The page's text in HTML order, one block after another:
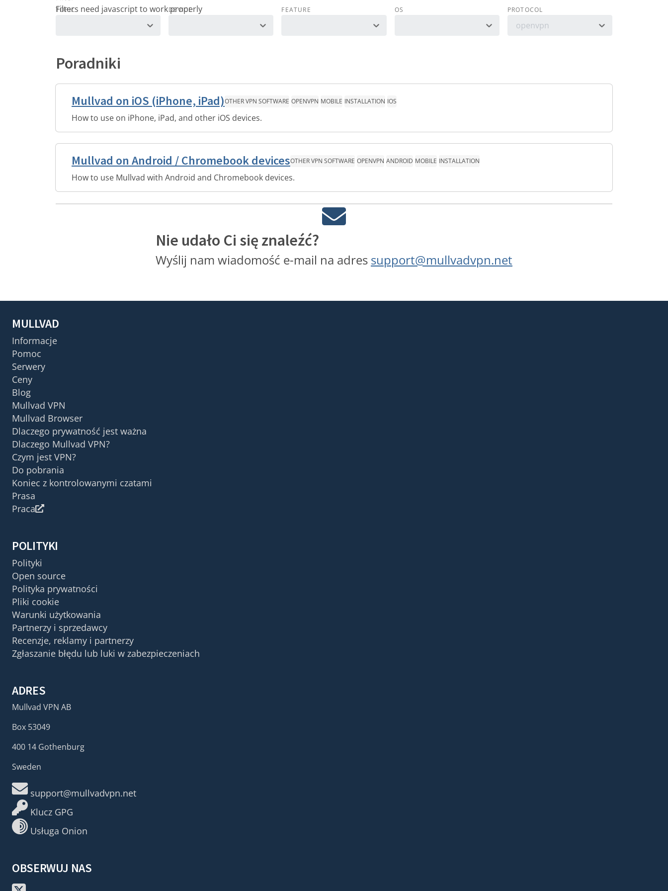
TOPIC DEVICE FEATURE OS PROTOCOL
openvpn
Poradniki
Mullvad on iOS (iPhone, iPad)OTHER VPN SOFTWARE OPENVPN MOBILE INSTALLATION IOS
How to use on iPhone, iPad, and other iOS devices.
Mullvad on Android / Chromebook devicesOTHER VPN SOFTWARE OPENVPN ANDROID MOBILE INSTALLATION
How to use Mullvad with Android and Chromebook devices.
Nie udało Ci się znaleźć?
Wyślij nam wiadomość e-mail na adres support@mullvadvpn.net
MULLVAD
Informacje
Pomoc
Serwery
Ceny
Blog
Mullvad VPN
Mullvad Browser
Dlaczego prywatność jest ważna
Dlaczego Mullvad VPN?
Czym jest VPN?
Do pobrania
Koniec z kontrolowanymi czatami
Prasa
Praca
POLITYKI
Polityki
Open source
Polityka prywatności
Pliki cookie
Warunki użytkowania
Partnerzy i sprzedawcy
Recenzje, reklamy i partnerzy
Zgłaszanie błędu lub luki w zabezpieczeniach
ADRES
Mullvad VPN AB
Box 53049
400 14 Gothenburg
Sweden
support@mullvadvpn.net
Klucz GPG
Usługa Onion
OBSERWUJ NAS